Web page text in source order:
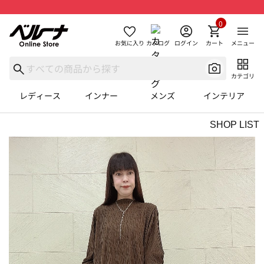
お気に入り カタログ ログイン カート
0
メニュー
カテゴリ
レディース インナー メンズ インテリア
SHOP LIST